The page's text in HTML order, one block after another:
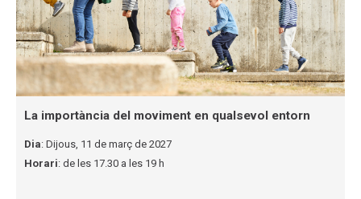
La importància del moviment en qualsevol entorn
Dia: Dijous, 11 de març de 2027
Horari: de les 17.30 a les 19 h